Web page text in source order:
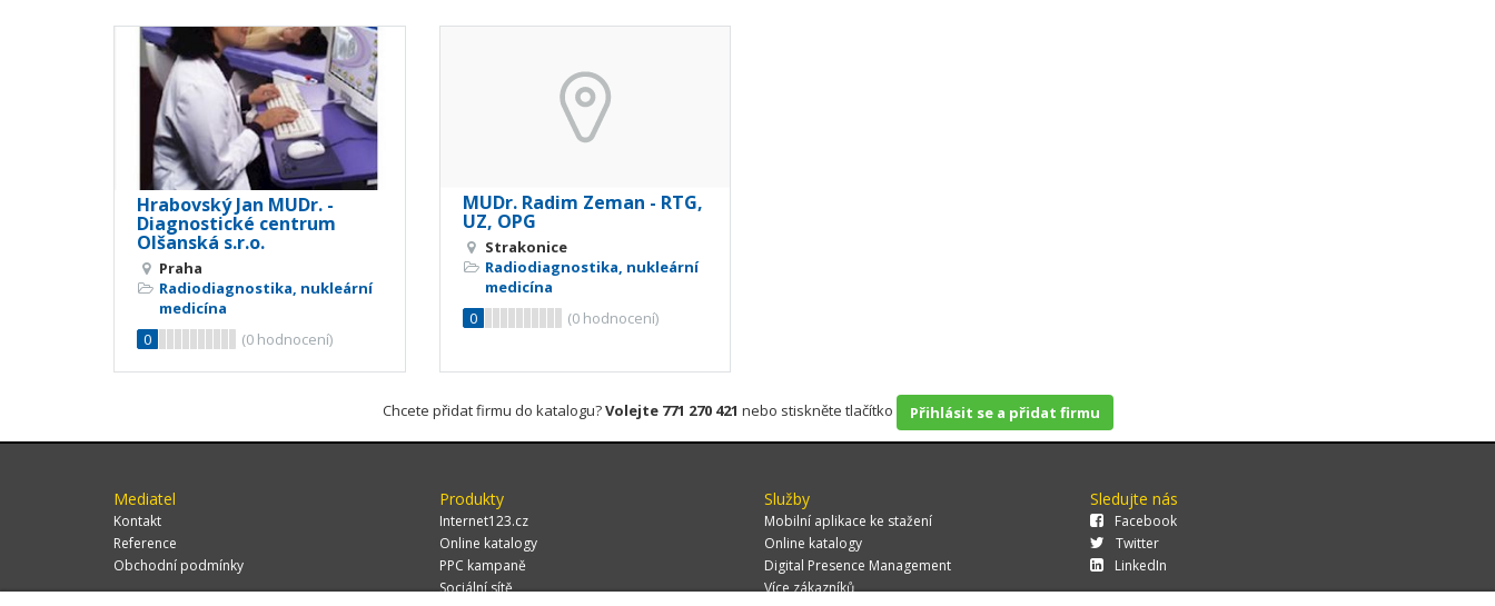
Hrabovský Jan MUDr. -
Diagnostické centrum
Olšanská s.r.o.
Praha
Radiodiagnostika, nukleární
medicína
0
(0 hodnocení)
MUDr. Radim Zeman - RTG,
UZ, OPG
Strakonice
Radiodiagnostika, nukleární
medicína
0
(0hodnocení)
Chcete přidat firmu do katalogu?Volejte 771 270 421 nebo stiskněte tlačítko Přihlásit se a přidat firmu
Mediatel
Kontakt
Reference
Obchodní podmínky
Produkty
Internet123.cz
Online katalogy
PPC kampaně
Sociální sítě
Služby
Mobilní aplikace ke stažení
Online katalogy
Digital Presence Management
Více zákazníků
Sledujte nás
Facebook
Twitter
LinkedIn